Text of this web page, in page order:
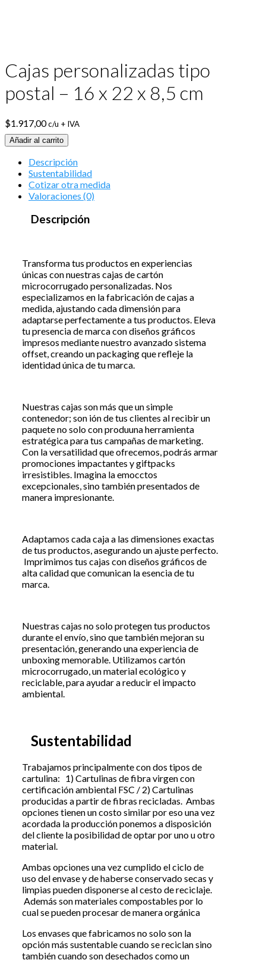
Cajas personalizadas tipo
postal – 16 x 22 x 8,5 cm
$1.917,00c/u + IVA
Añadir al carrito
Descripción
Sustentabilidad
Cotizar otra medida
Valoraciones (0)
Descripción
Transforma tus productos en experiencias
únicas con nuestras cajas de cartón
microcorrugado personalizadas. Nos
especializamos en la fabricación de cajas a
medida, ajustando cada dimensión para
adaptarse perfectamente a tus productos. Eleva
tu presencia de marca con diseños gráficos
impresos mediante nuestro avanzado sistema
offset, creando un packaging que refleje la
identidad única de tu marca.
Nuestras cajas son más que un simple
contenedor; son ión de tus clientes al recibir un
paquete no solo con produuna herramienta
estratégica para tus campañas de marketing.
Con la versatilidad que ofrecemos, podrás armar
promociones impactantes y giftpacks
irresistibles. Imagina la emocctos
excepcionales, sino también presentados de
manera impresionante.
Adaptamos cada caja a las dimensiones exactas
de tus productos, asegurando un ajuste perfecto.
Imprimimos tus cajas con diseños gráficos de
alta calidad que comunican la esencia de tu
marca.
Nuestras cajas no solo protegen tus productos
durante el envío, sino que también mejoran su
presentación, generando una experiencia de
unboxing memorable. Utilizamos cartón
microcorrugado, un material ecológico y
reciclable, para ayudar a reducir el impacto
ambiental.
Sustentabilidad
Trabajamos principalmente con dos tipos de
cartulina: 1) Cartulinas de fibra virgen con
certificación ambiental FSC / 2) Cartulinas
producidas a partir de fibras recicladas. Ambas
opciones tienen un costo similar por eso una vez
acordada la producción ponemos a disposición
del cliente la posibilidad de optar por uno u otro
material.
Ambas opciones una vez cumplido el ciclo de
uso del envase y de haberse conservado secas y
limpias pueden disponerse al cesto de reciclaje.
Además son materiales compostables por lo
cual se pueden procesar de manera orgánica
Los envases que fabricamos no solo son la
opción más sustentable cuando se reciclan sino
también cuando son desechados como un